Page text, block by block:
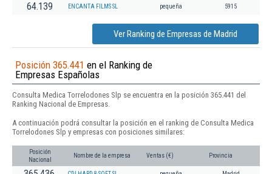
64.139 ENCANTA FILMS SL pequeña 5915
Ver Ranking de Empresas de Madrid
Posición 365.441 en el Ranking de
Empresas Españolas
Consulta Medica Torrelodones Slp se encuentra en la posición 365.441 del
Ranking Nacional de Empresas.
A continuación podrá consultar la posición en el ranking de Consulta Medica
Torrelodones Slp y empresas con posiciones similares:
Posición
Nacional
Nombre de la empresa Ventas (€) Provincia